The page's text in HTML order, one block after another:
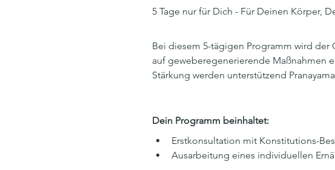
5 Tage nur für Dich - Für Deinen Körper,
Bei diesem 5-tägigen Programm wird
auf geweberegenerierende Maßnahmen
Stärkung werden unterstützend
Dein Programm beinhaltet:
Erstkonsultation mit Konstitutions-
Ausarbeitung eines individuellen